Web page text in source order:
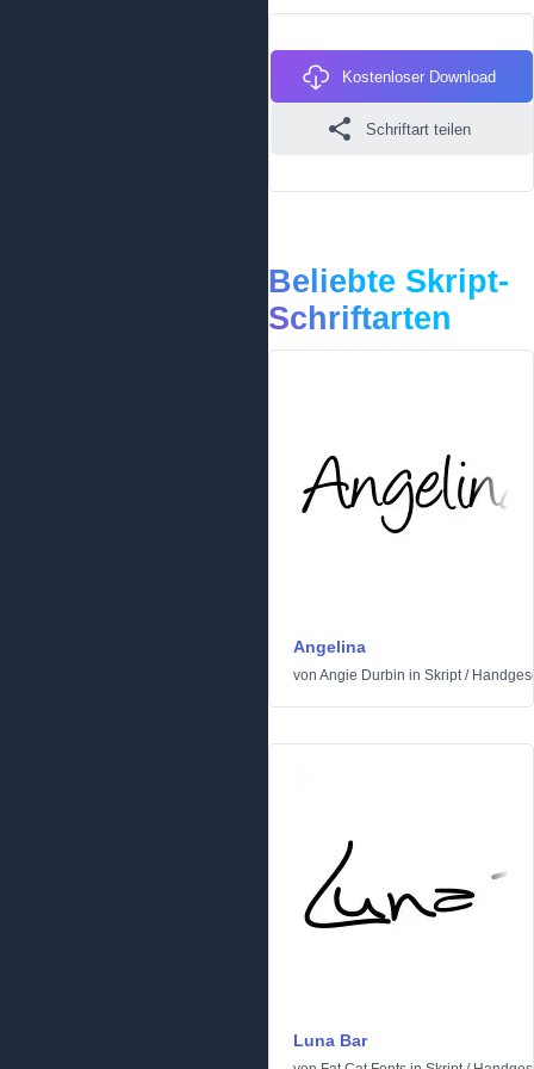
Kostenloser Download
Schriftart teilen
Beliebte Skript-
Schriftarten
Angelina
von Angie Durbin in Skript/
Luna Bar